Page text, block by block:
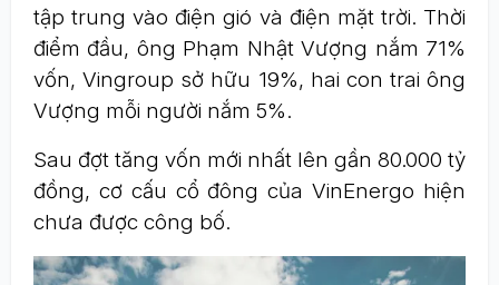
tập trung vào điện gió và điện mặt trời. Thời
điểm đầu, ông Phạm Nhật Vượng nắm 71%
vốn, Vingroup sở hữu 19%, hai con trai ông
Vượng mỗi người nắm 5%.
Sau đợt tăng vốn mới nhất lên gần 80.000 tỷ
đồng, cơ cấu cổ đông của VinEnergo hiện
chưa được công bố.